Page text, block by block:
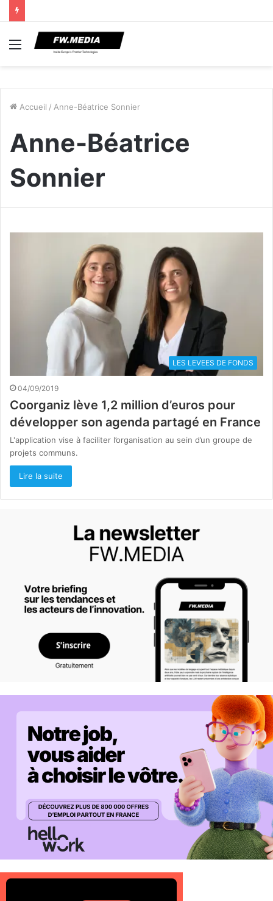
Menu
Accueil / Anne-Béatrice Sonnier
Anne-Béatrice
Sonnier
LES LEVEES DE FONDS
04/09/2019
Coorganiz lève 1,2 million d’euros pour
développer son agenda partagé en France
L'application vise à faciliter l’organisation au sein d’un groupe de
projets communs.
Lire la suite